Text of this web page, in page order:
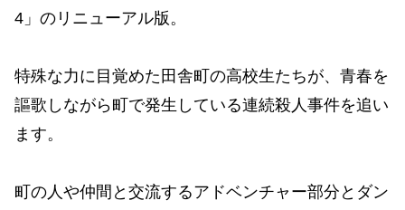
4」のリニューアル版。
特殊な力に目覚めた田舎町の高校生たちが、青春を
謳歌しながら町で発生している連続殺人事件を追い
ます。
町の人や仲間と交流するアドベンチャー部分とダン